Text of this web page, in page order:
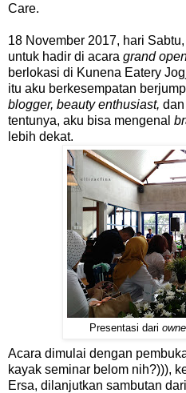
Care.
18 November 2017, hari
untuk hadir di acara grand
berlokasi di Kunena Eatery
itu aku berkesempatan
blogger, beauty enthusiast, dan
tentunya, aku bisa mengenal
lebih dekat.
Presentasi dari
Acara dimulai dengan
kayak seminar belom nih?))),
Ersa, dilanjutkan sambutan dari